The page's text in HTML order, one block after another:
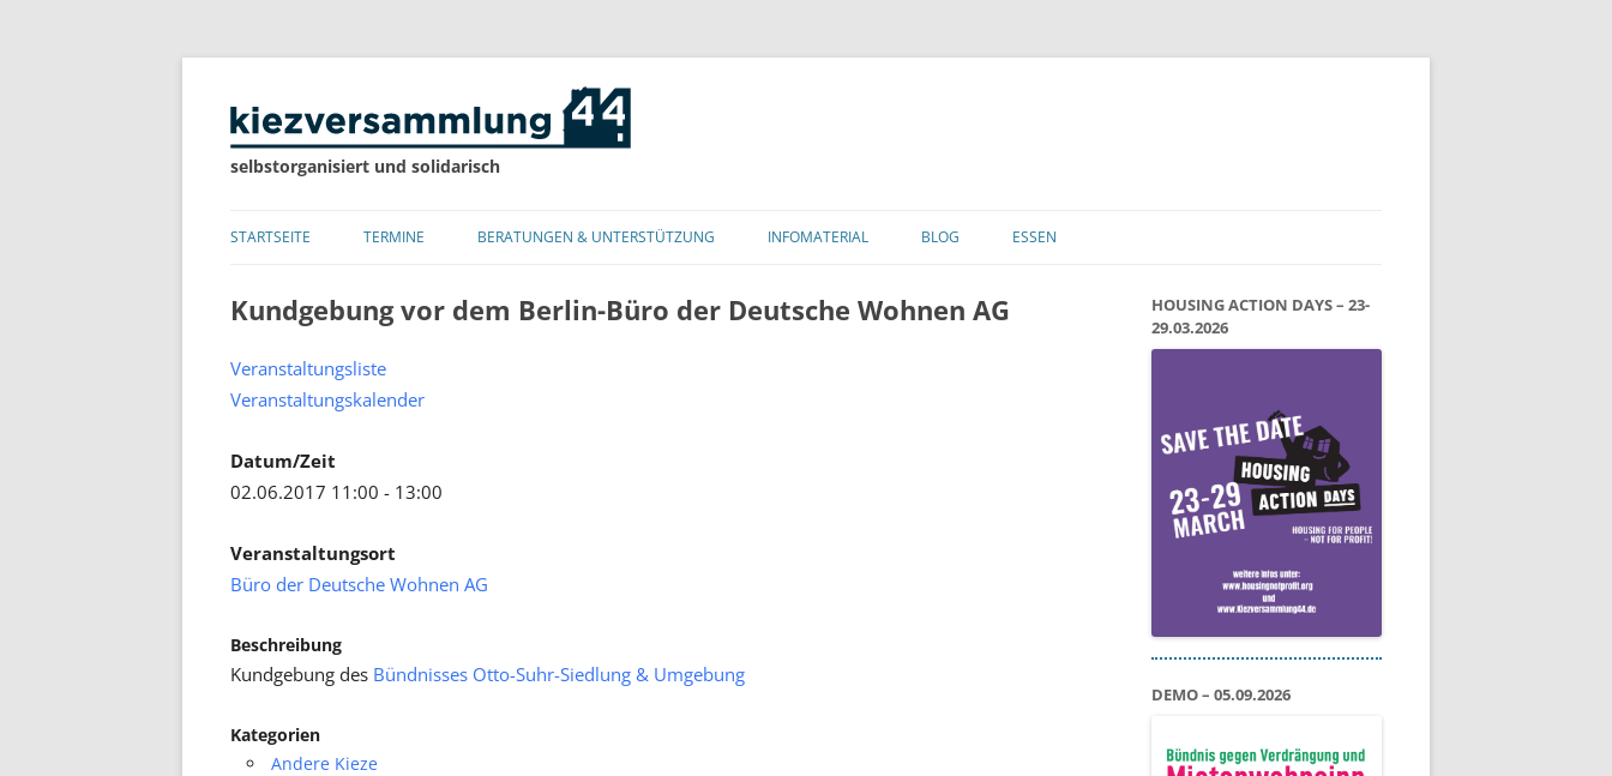
selbstorganisiert und solidarisch
Inhalt
STARTSEITE TERMINE BERATUNGEN & UNTERSTÜTZUNG INFOMATERIAL BLOG ESSEN
Kundgebung vor dem Berlin-Büro der Deutsche Wohnen AG
Veranstaltungsliste
Veranstaltungskalender
Datum/Zeit
02.06.2017 11:00 - 13:00
Veranstaltungsort
Büro der Deutsche Wohnen AG
Beschreibung
Kundgebung des Bündnisses Otto-Suhr-Siedlung & Umgebung
Kategorien
Andere Kieze
HOUSING ACTION DAYS – 23-
29.03.2026
DEMO – 05.09.2026